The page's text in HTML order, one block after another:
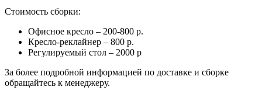
Стоимость сборки:
Офисное кресло – 200-800 р.
Кресло-реклайнер – 800 р.
Регулируемый стол – 2000 р
За более подробной информацией по доставке и сборке
обращайтесь к менеджеру.